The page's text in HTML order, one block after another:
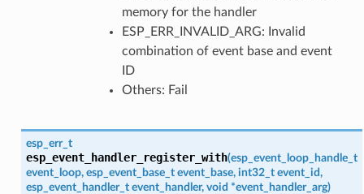
memory for the handler
ESP_ERR_INVALID_ARG: Invalid
combination of event base and event
ID
Others: Fail
esp_err_t
esp_event_handler_register_with(esp_event_loop_handle_t
event_loop, esp_event_base_t event_base, int32_t event_id,
esp_event_handler_t event_handler, void *event_handler_arg)